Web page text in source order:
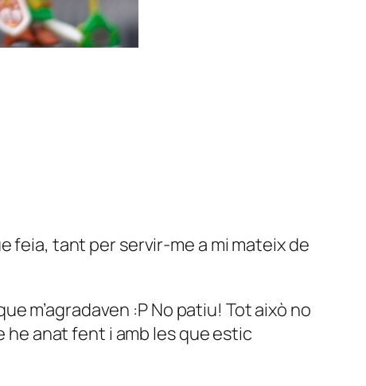
feia, tant per servir-me a mi mateix de
m’agradaven :P No patiu! Tot això no
anat fent i amb les que estic